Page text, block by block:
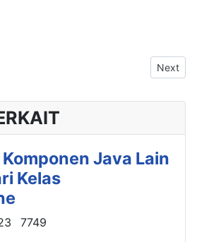
Popup (Context) Menu Di Next
Next
Java Lain
Kelas
7749